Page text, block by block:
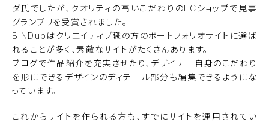
ダ氏でしたが、クオリティの高いこだわりのECショップで見事
グランプリを受賞されました。
BiNDupはクリエイティブ職の方のポートフォリオサイトに選ば
れることが多く、素敵なサイトがたくさんあります。
ブログで作品紹介を充実させたり、デザイナー自身のこだわり
を形にできるデザインのディテール部分も編集できるようにな
っています。
これからサイトを作られる方も、すでにサイトを運用されてい